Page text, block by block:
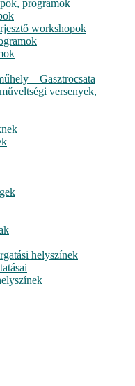
programok
workshopok
– Gasztrocsata
versenyek,
helyszínek